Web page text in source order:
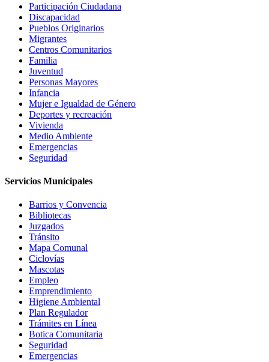
Participación Ciudadana
Discapacidad
Pueblos Originarios
Migrantes
Centros Comunitarios
Familia
Juventud
Personas Mayores
Infancia
Mujer e Igualdad de Género
Deportes y recreación
Vivienda
Medio Ambiente
Emergencias
Seguridad
Servicios Municipales
Barrios y Convencia
Bibliotecas
Juzgados
Tránsito
Mapa Comunal
Ciclovías
Mascotas
Empleo
Emprendimiento
Higiene Ambiental
Plan Regulador
Trámites en Línea
Botica Comunitaria
Seguridad
Emergencias